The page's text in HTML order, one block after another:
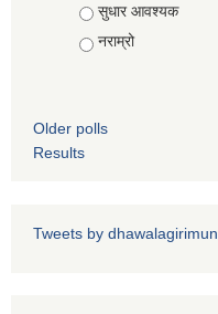
सुधार आवश्यक
नराम्रो
Older polls
Results
Tweets by dhawalagirimun